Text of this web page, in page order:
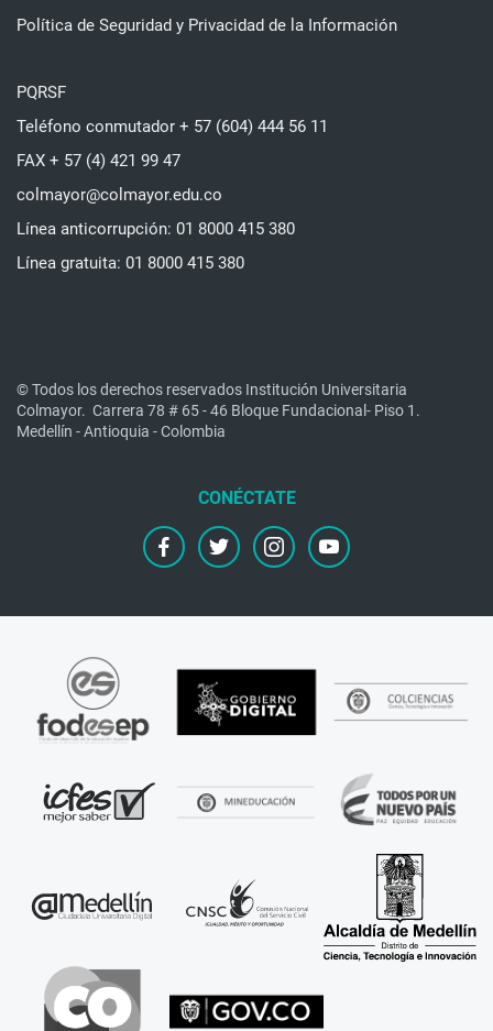
Política de Seguridad y Privacidad de la Información
PQRSF
Teléfono conmutador + 57 (604) 444 56 11
FAX + 57 (4) 421 99 47
colmayor@colmayor.edu.co
Línea anticorrupción: 01 8000 415 380
Línea gratuita: 01 8000 415 380
© Todos los derechos reservados Institución Universitaria
Colmayor. Carrera 78 # 65 - 46 Bloque Fundacional- Piso 1.
Medellín - Antioquia - Colombia
facebooktwitter instagramyoutube